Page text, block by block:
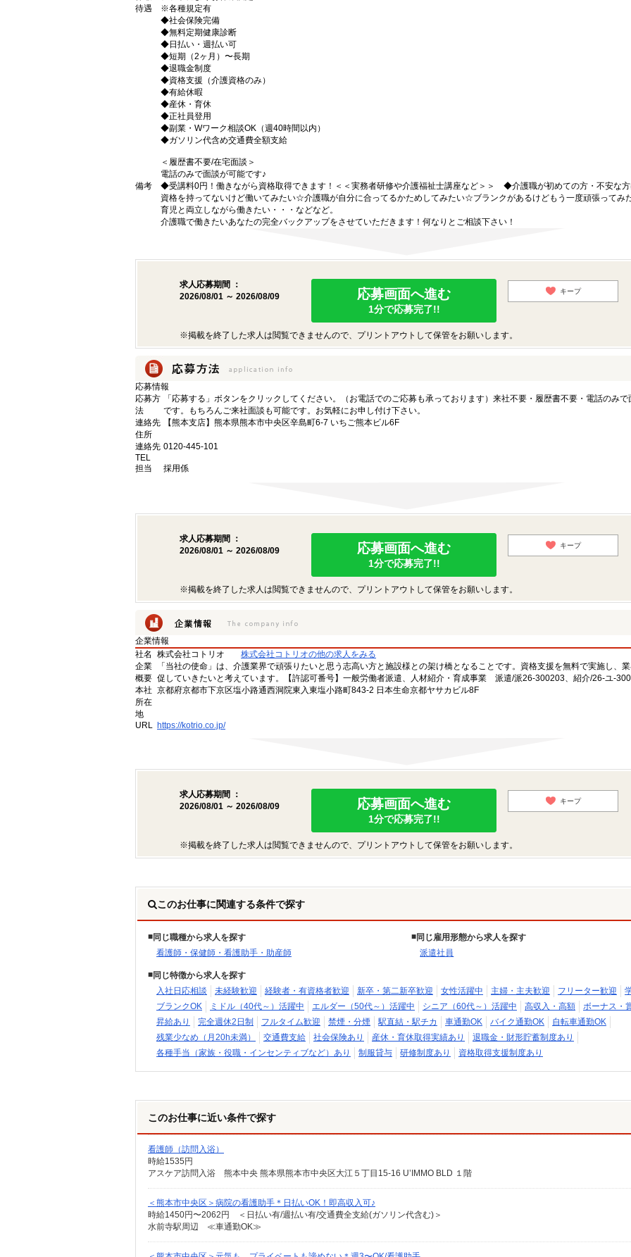
待遇
※各種規定有
◆社会保険完備
◆無料定期健康診断
◆日払い・週払い可
◆短期（2ヶ月）〜長期
◆退職金制度
◆資格支援（介護資格のみ）
◆有給休暇
◆産休・育休
◆正社員登用
◆副業・Wワーク相談OK（週40時間以内）
◆ガソリン代含め交通費全額支給
＜履歴書不要/在宅面談＞
電話のみで面談が可能です♪
備考
◆受講料0円！働きながら資格取得できます！＜＜実務者研修や介護福祉士講座など＞＞ ◆介護職が初めての方・不安な
資格を持ってないけど働いてみたい☆介護職が自分に合ってるかためしてみたい☆ブランクがあるけどもう一度頑張ってみ
育児と両立しながら働きたい・・・などなど。
介護職で働きたいあなたの完全バックアップをさせていただきます！何なりとご相談下さい！
求人応募期間 ：
2026/08/01 ～ 2026/08/09
応募画面へ進む
1分で応募完了!!
キープ
※掲載を終了した求人は閲覧できませんので、プリントアウトして保管をお願いします。
応募情報
応募方
法
「応募する」ボタンをクリックしてください。（お電話でのご応募も承っております）来社不要・履歴書不要・電話のみで
です。もちろんご来社面談も可能です。お気軽にお申し付け下さい。
連絡先
住所
【熊本支店】熊本県熊本市中央区辛島町6-7 いちご熊本ビル6F
連絡先
TEL
0120-445-101
担当 採用係
求人応募期間 ：
2026/08/01 ～ 2026/08/09
応募画面へ進む
1分で応募完了!!
キープ
※掲載を終了した求人は閲覧できませんので、プリントアウトして保管をお願いします。
企業情報
社名
株式会社コトリオ
株式会社コトリオの他の求人をみる
企業
概要
「当社の使命」は、介護業界で頑張りたいと思う志高い方と施設様との架け橋となることです。資格支援を無料で実施し、
促していきたいと考えています。【許認可番号】一般労働者派遣、人材紹介・育成事業 派遣/派26-300203、紹介/26-ユ-
本社
所在
地
京都府京都市下京区塩小路通西洞院東入東塩小路町843-2 日本生命京都ヤサカビル8F
URL https://kotrio.co.jp/
求人応募期間 ：
2026/08/01 ～ 2026/08/09
応募画面へ進む
1分で応募完了!!
キープ
※掲載を終了した求人は閲覧できませんので、プリントアウトして保管をお願いします。
このお仕事に関連する条件で探す
同じ職種から求人を探す
看護師・保健師・看護助手・助産師
同じ雇用形態から求人を探す
派遣社員
同じ特徴から求人を探す
入社日応相談
未経験歓迎 経験者・有資格者歓迎 新卒・第二新卒歓迎 女性活躍中 主婦・主夫歓迎 フリーター歓迎
ブランクOK
ミドル（40代～）活躍中 エルダー（50代～）活躍中 シニア（60代～）活躍中 高収入・高額
ボーナス・
昇給あり
完全週休2日制 フルタイム歓迎 禁煙・分煙 駅直結・駅チカ 車通勤OK バイク通勤OK
自転車通勤OK
残業少なめ（月20h未満）
交通費支給 社会保険あり 産休・育休取得実績あり
退職金・財形貯蓄制度あり
各種手当（家族・役職・インセンティブなど）あり
制服貸与 研修制度あり 資格取得支援制度あり
このお仕事に近い条件で探す
看護師（訪問入浴）
時給1535円
アスケア訪問入浴 熊本中央 熊本県熊本市中央区大江５丁目15-16 U’IMMO BLD １階
＜熊本市中央区＞病院の看護助手＊日払いOK！即高収入可♪
時給1450円〜2062円 ＜日払い有/週払い有/交通費全支給(ガソリン代含む)＞
水前寺駅周辺 ≪車通勤OK≫